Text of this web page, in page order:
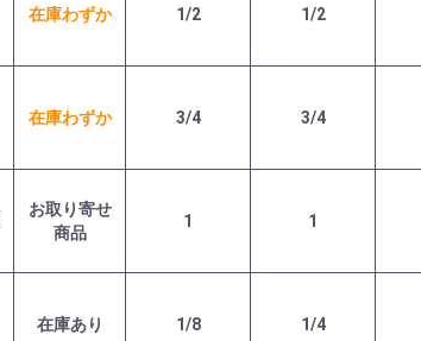
在庫わずか 1/2 1/2
在庫わずか 3/4 3/4
お取り寄せ
商品
1 1
在庫あり 1/8 1/4